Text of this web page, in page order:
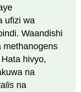
ufizi wa
Waandishi
methanogens
Hata hivyo,
na
na